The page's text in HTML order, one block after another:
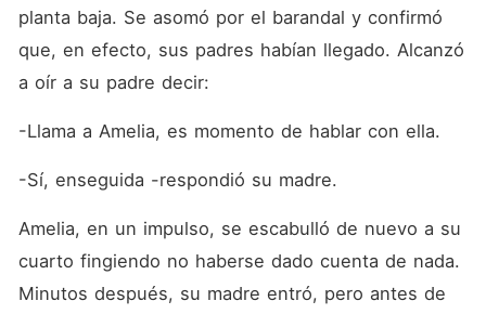
planta baja. Se asomó por el barandal y confirmó
que, en efecto, sus padres habían llegado. Alcanzó
a oír a su padre decir:
-Llama a Amelia, es momento de hablar con ella.
-Sí, enseguida -respondió su madre.
Amelia, en un impulso, se escabulló de nuevo a su
cuarto fingiendo no haberse dado cuenta de nada.
Minutos después, su madre entró, pero antes de